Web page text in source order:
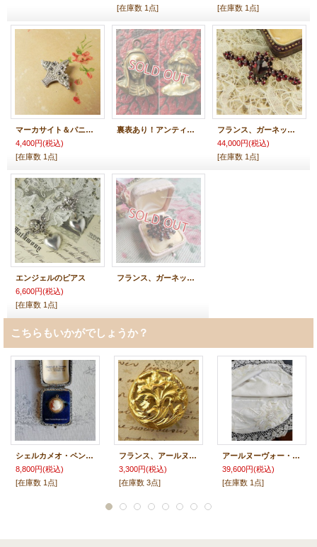
[在庫数 1点]
[在庫数 1点]
マーカサイト＆パニエ（バスケット）銀のペンダントトップ
4,400円(税込)
[在庫数 1点]
裏表あり！アンティーク・ハンドクラフト・ペンダントトップ
フランス、ガーネットブローチ、ベルメイユ
44,000円(税込)
[在庫数 1点]
エンジェルのピアス
6,600円(税込)
[在庫数 1点]
フランス、ガーネットブローチ
こちらもいかがでしょうか？
シェルカメオ・ペンダントトップ
8,800円(税込)
[在庫数 1点]
フランス、アールヌーヴォー真鍮ボタン
3,300円(税込)
[在庫数 3点]
アールヌーヴォー・手刺繍とレースのテーブルクロス
39,600円(税込)
[在庫数 1点]